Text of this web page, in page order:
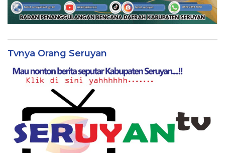
Tvnya Orang Seruyan